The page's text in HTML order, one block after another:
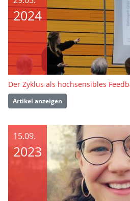
2024
Der Zyklus als hochsensibles
Artikel anzeigen
15.09.
2023